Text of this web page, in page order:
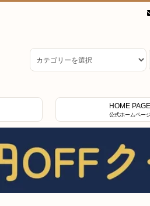
HOME PAGE
公式ホームペー